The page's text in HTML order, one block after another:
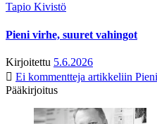
Tapio Kivistö
Pieni virhe, suuret vahingot
Kirjoitettu 5.6.2026
Ei kommentteja artikkeliin
Pääkirjoitus